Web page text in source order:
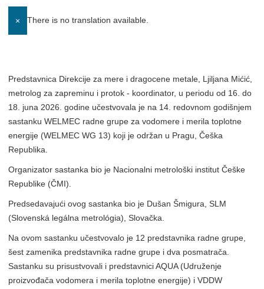
× There is no translation available.
Predstavnica Direkcije za mere i dragocene metale, Ljiljana Mićić,
metrolog za zapreminu i protok - koordinator, u periodu od 16. do
18. juna 2026. godine učestvovala je na 14. redovnom godišnjem
sastanku WELMEC radne grupe za vodomere i merila toplotne
energije (WELMEC WG 13) koji je održan u Pragu, Češka
Republika.
Organizator sastanka bio je Nacionalni metrološki institut Češke
Republike (ČMI).
Predsedavajući ovog sastanka bio je Dušan Šmigura, SLM
(Slovenská legálna metrológia), Slovačka.
Na ovom sastanku učestvovalo je 12 predstavnika radne grupe,
šest zamenika predstavnika radne grupe i dva posmatrača.
Sastanku su prisustvovali i predstavnici AQUA (Udruženje
proizvođača vodomera i merila toplotne energije) i VDDW